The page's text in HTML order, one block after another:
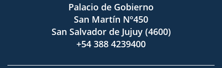
Palacio de Gobierno
San Martín Nº450
San Salvador de Jujuy (4600)
+54 388 4239400